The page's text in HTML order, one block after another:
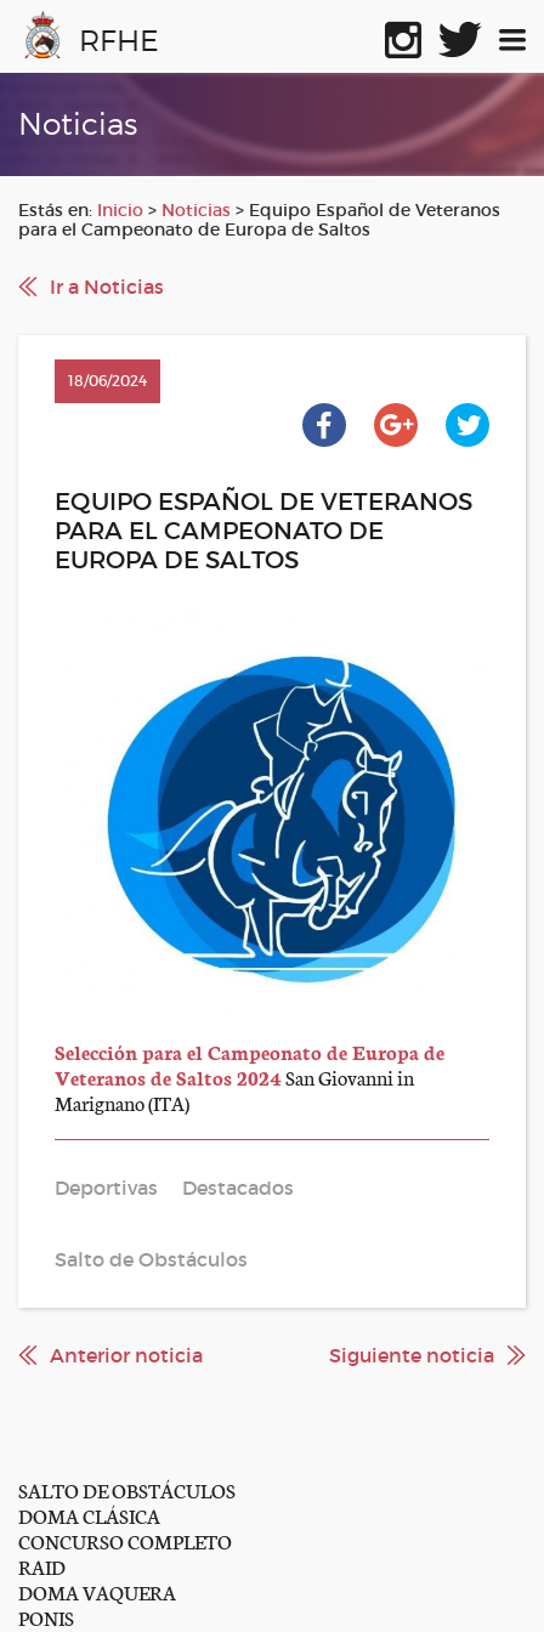
RFHE
Noticias
Estás en: Inicio > Noticias > Equipo Español de Veteranos
para el Campeonato de Europa de Saltos
Ir a Noticias
18/06/2024
EQUIPO ESPAÑOL DE VETERANOS
PARA EL CAMPEONATO DE
EUROPA DE SALTOS
Selección para el Campeonato de Europa de
Veteranos de Saltos 2024San Giovanni in
Marignano (ITA)
Deportivas Destacados
Salto de Obstáculos
Anterior noticia Siguiente noticia
SALTO DE OBSTÁCULOS
DOMA CLÁSICA
CONCURSO COMPLETO
RAID
DOMA VAQUERA
PONIS